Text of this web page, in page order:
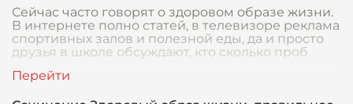
Сейчас часто говорят о здоровом образе жизни.
В интернете полно статей, в телевизоре реклама
спортивных залов и полезной еды, да и просто
друзья в школе обсуждают, кто сколько проб